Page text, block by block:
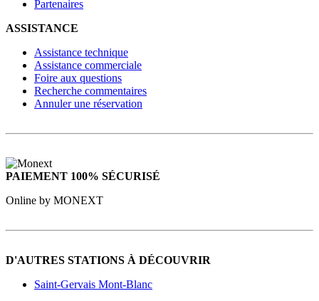
Partenaires
ASSISTANCE
Assistance technique
Assistance commerciale
Foire aux questions
Recherche commentaires
Annuler une réservation
PAIEMENT 100% SÉCURISÉ
Online by MONEXT
D'AUTRES STATIONS À DÉCOUVRIR
Saint-Gervais Mont-Blanc